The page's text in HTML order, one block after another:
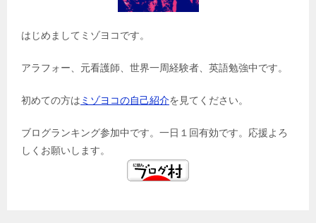
はじめましてミゾヨコです。
アラフォー、元看護師、世界一周経験者、英語勉強中です。
初めての方は ミゾヨコの自己紹介を見てください。
ブログランキング参加中です。一日１回有効です。応援よろ
しくお願いします。